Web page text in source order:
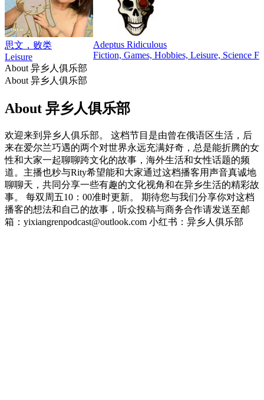
思文，败类
Leisure
Adeptus Ridiculous
Fiction, Games, Hobbies, Leisure, Science
About 异乡人俱乐部
About 异乡人俱乐部
About 异乡人俱乐部
欢迎来到异乡人俱乐部。 这档节目是由曾在俄语区生活，后
来在爱尔兰巧遇的两个对世界永远充满好奇，总是能折腾的女
性和大家一起聊聊跨文化的故事，海外生活和女性话题的频
道。主播也粆与Rity希望能和大家通过这档播客用声音真诚地
聊聊天，共同分享一些有趣的文化视角和在异乡生活的精彩故
事。 每双周五10：00准时更新。 期待您与我们分享你对这档
播客的想法和自己的故事，听众投稿与商务合作请发送至邮
箱：yixiangrenpodcast@outlook.com 小红书：异乡人俱乐部